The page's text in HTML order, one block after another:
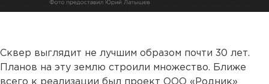
Сквер выглядит не лучшим образом почти 30 лет.
Планов на эту землю строили множество. Ближе
всего к реализации был проект ООО «Родник»